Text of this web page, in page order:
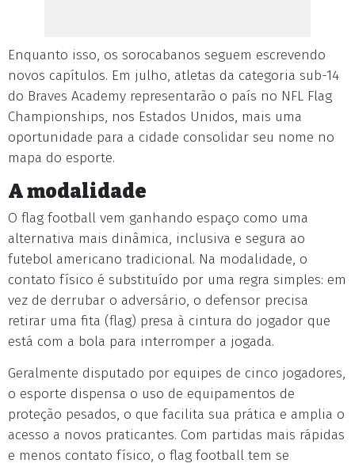
Enquanto isso, os sorocabanos seguem escrevendo
novos capítulos. Em julho, atletas da categoria sub-14
do Braves Academy representarão o país no NFL Flag
Championships, nos Estados Unidos, mais uma
oportunidade para a cidade consolidar seu nome no
mapa do esporte.
A modalidade
O flag football vem ganhando espaço como uma
alternativa mais dinâmica, inclusiva e segura ao
futebol americano tradicional. Na modalidade, o
contato físico é substituído por uma regra simples: em
vez de derrubar o adversário, o defensor precisa
retirar uma fita (flag) presa à cintura do jogador que
está com a bola para interromper a jogada.
Geralmente disputado por equipes de cinco jogadores,
o esporte dispensa o uso de equipamentos de
proteção pesados, o que facilita sua prática e amplia o
acesso a novos praticantes. Com partidas mais rápidas
e menos contato físico, o flag football tem se